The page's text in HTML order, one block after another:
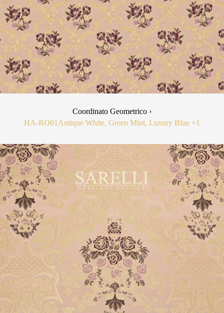
Coordinato Geometrico ›
HA-RO01 Antique White, Green Mint, Luxury Blue +1